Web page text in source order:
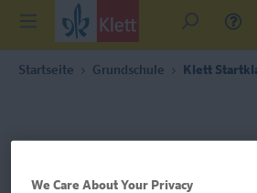
Startseite Grundschule Klett
We Care About Your Privacy